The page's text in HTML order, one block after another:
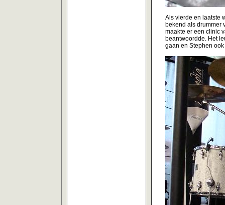
Als vierde en laatste
bekend als drummer
maakte er een clinic
beantwoordde. Het
gaan en Stephen